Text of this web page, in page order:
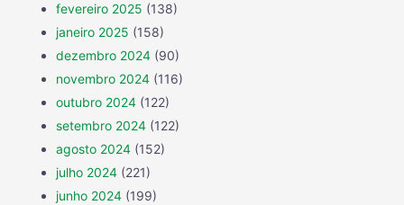
fevereiro 2025 (138)
janeiro 2025 (158)
dezembro 2024 (90)
novembro 2024 (116)
outubro 2024 (122)
setembro 2024 (122)
agosto 2024 (152)
julho 2024 (221)
junho 2024 (199)